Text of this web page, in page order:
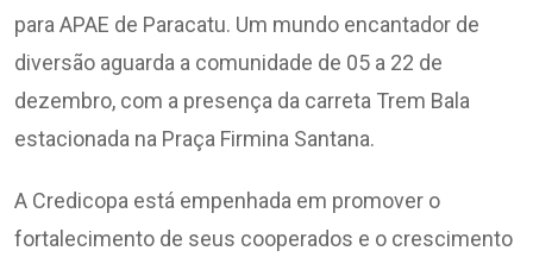
para APAE de Paracatu. Um mundo encantador de
diversão aguarda a comunidade de 05 a 22 de
dezembro, com a presença da carreta Trem Bala
estacionada na Praça Firmina Santana.
A Credicopa está empenhada em promover o
fortalecimento de seus cooperados e o crescimento